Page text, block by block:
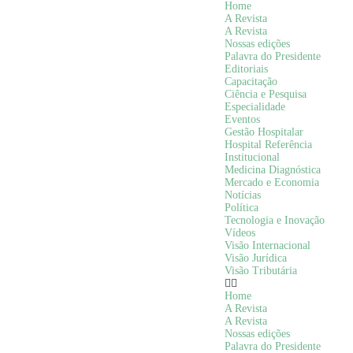
Home
A Revista
A Revista
Nossas edições
Palavra do Presidente
Editoriais
Capacitação
Ciência e Pesquisa
Especialidade
Eventos
Gestão Hospitalar
Hospital Referência
Institucional
Medicina Diagnóstica
Mercado e Economia
Notícias
Política
Tecnologia e Inovação
Vídeos
Visão Internacional
Visão Jurídica
Visão Tributária
Home
A Revista
A Revista
Nossas edições
Palavra do Presidente